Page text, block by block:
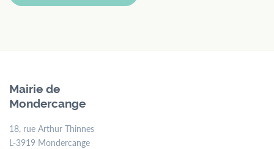
Mairie de
Mondercange
18, rue Arthur Thinnes
L-3919 Mondercange